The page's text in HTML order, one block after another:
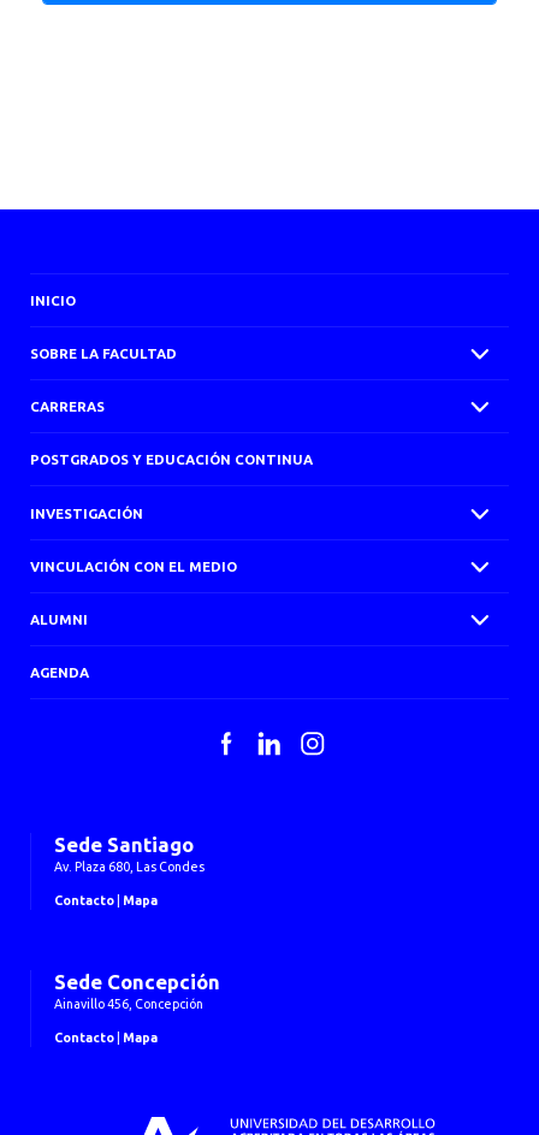
INICIO
SOBRE LA FACULTAD
CARRERAS
POSTGRADOS Y EDUCACIÓN CONTINUA
INVESTIGACIÓN
VINCULACIÓN CON EL MEDIO
ALUMNI
AGENDA
FacebookLinkedInInstagram
Sede Santiago
Av. Plaza 680, Las Condes
Contacto Mapa
Sede Concepción
Ainavillo 456, Concepción
Contacto Mapa